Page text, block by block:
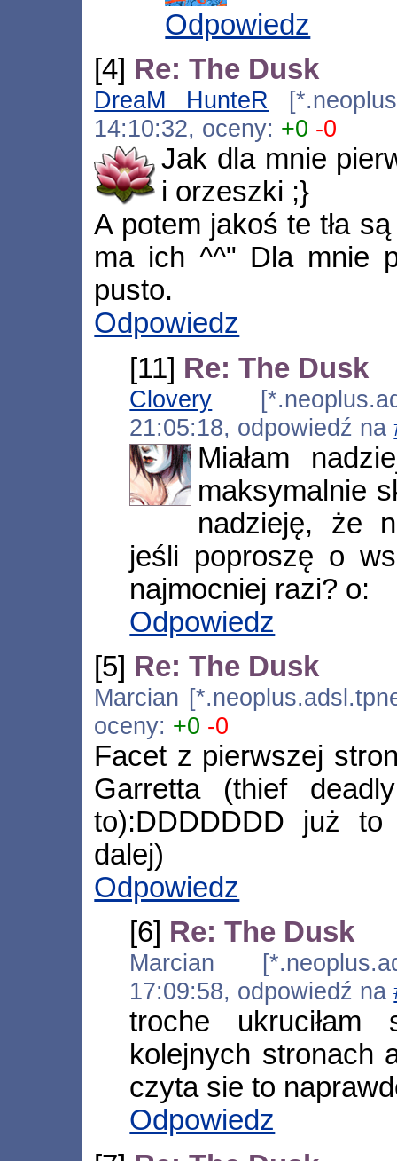
Odpowiedz
[4] Re: The Dusk
DreaM HunteR
14:10:32, oceny: +0 -0
Jak dla mnie
i orzeszki ;}
A potem jakoś te tła
ma ich ^^" Dla mnie
pusto.
Odpowiedz
[11] Re: The Dusk
Clovery
21:05:18, odpowiedź na
Miałam
maksymalnie
nadzieję, że
jeśli poproszę o
najmocniej razi? o:
Odpowiedz
[5] Re: The Dusk
Marcian
oceny: +0 -0
Facet z pierwszej
Garretta (thief
to):DDDDDDD już
dalej)
Odpowiedz
[6] Re: The Dusk
Marcian
17:09:58, odpowiedź na
troche ukruciłam
kolejnych stronach
czyta sie to
Odpowiedz